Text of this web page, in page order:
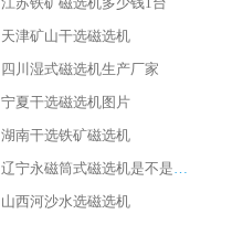
天津矿山干选磁选机
四川湿式磁选机生产厂家
宁夏干选磁选机图片
湖南干选铁矿磁选机
辽宁永磁筒式磁选机是不是强磁
山西河沙水选磁选机